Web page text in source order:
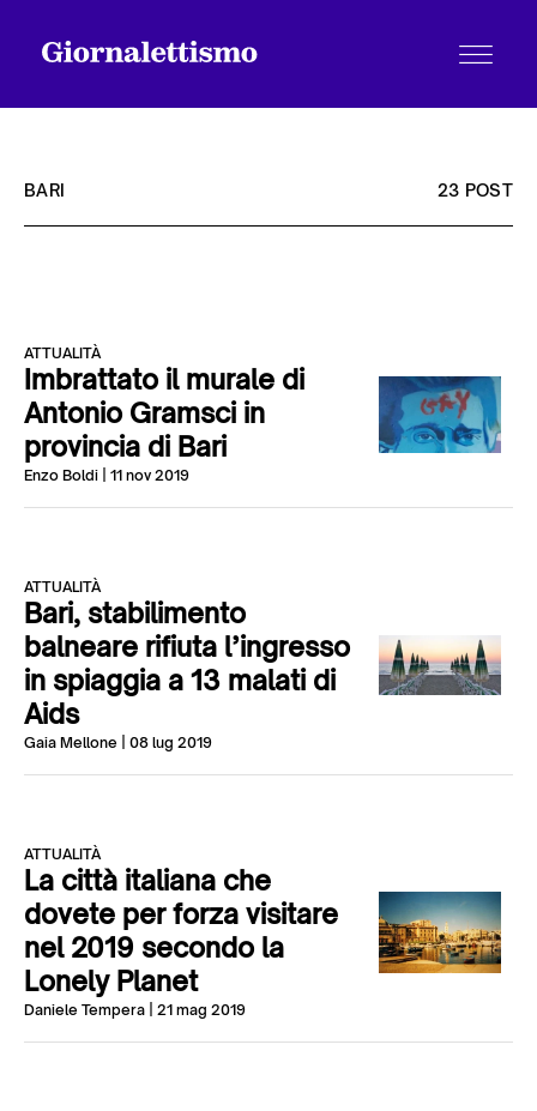
Chi siamo
Contatti
BARI 23 POST
ATTUALITÀ
Imbrattato il murale di
Antonio Gramsci in
provincia di Bari
Enzo Boldi | 11 nov 2019
ATTUALITÀ
Bari, stabilimento
balneare rifiuta l’ingresso
in spiaggia a 13 malati di
Aids
Gaia Mellone | 08 lug 2019
ATTUALITÀ
La città italiana che
dovete per forza visitare
nel 2019 secondo la
Lonely Planet
Daniele Tempera | 21 mag 2019